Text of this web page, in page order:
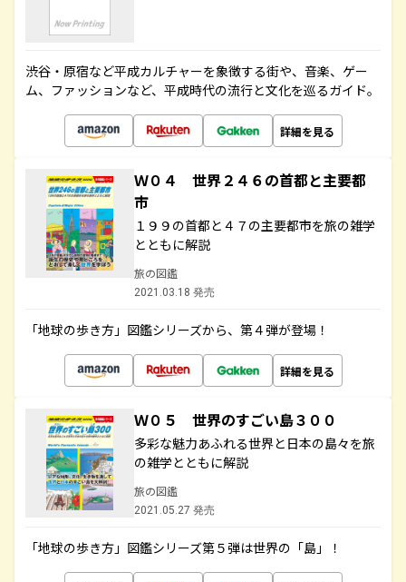
渋谷・原宿など平成カルチャーを象徴する街や、音楽、ゲー
ム、ファッションなど、平成時代の流行と文化を巡るガイド。
詳細を見る
Ｗ０４ 世界２４６の首都と主要都
市
１９９の首都と４７の主要都市を旅の雑学
とともに解説
旅の図鑑
2021.03.18 発売
「地球の歩き方」図鑑シリーズから、第４弾が登場！
詳細を見る
Ｗ０５ 世界のすごい島３００
多彩な魅力あふれる世界と日本の島々を旅
の雑学とともに解説
旅の図鑑
2021.05.27 発売
「地球の歩き方」図鑑シリーズ第５弾は世界の「島」！